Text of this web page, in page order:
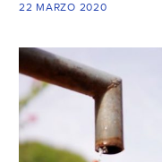
22 MARZO 2020